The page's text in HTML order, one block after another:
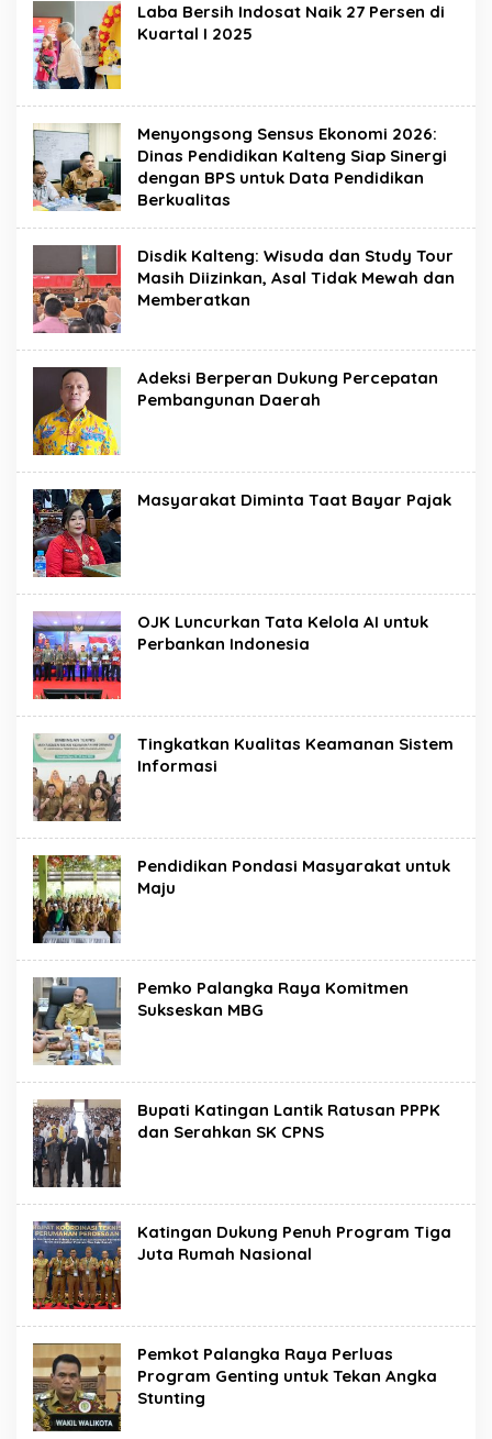
Laba Bersih Indosat Naik 27 Persen di
Kuartal I 2025
Menyongsong Sensus Ekonomi 2026:
Dinas Pendidikan Kalteng Siap Sinergi
dengan BPS untuk Data Pendidikan
Berkualitas
Disdik Kalteng: Wisuda dan Study Tour
Masih Diizinkan, Asal Tidak Mewah dan
Memberatkan
Adeksi Berperan Dukung Percepatan
Pembangunan Daerah
Masyarakat Diminta Taat Bayar Pajak
OJK Luncurkan Tata Kelola AI untuk
Perbankan Indonesia
Tingkatkan Kualitas Keamanan Sistem
Informasi
Pendidikan Pondasi Masyarakat untuk
Maju
Pemko Palangka Raya Komitmen
Sukseskan MBG
Bupati Katingan Lantik Ratusan PPPK
dan Serahkan SK CPNS
Katingan Dukung Penuh Program Tiga
Juta Rumah Nasional
Pemkot Palangka Raya Perluas
Program Genting untuk Tekan Angka
Stunting